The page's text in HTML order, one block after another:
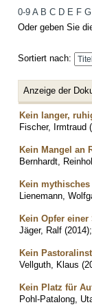
0-9 A B C D E F G
Oder geben Sie
Sortiert nach:
Anzeige der
Kein langer,
Fischer, Irmtraud (
Kein Mangel an
Bernhardt,
Kein
Lienemann,
Kein Opfer einer
Jäger, Ralf (2014);
Kein
Vellguth, Klaus (
Kein Platz für
Pohl-Patalong,